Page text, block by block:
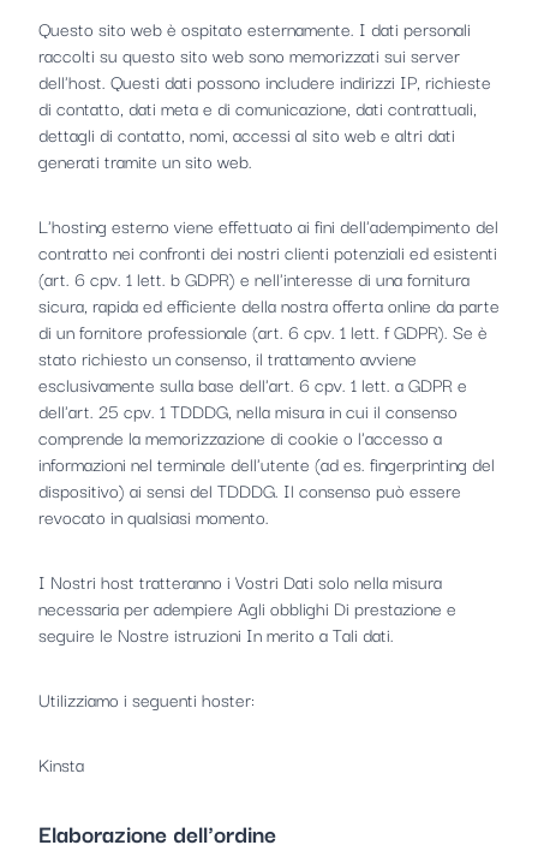
Questo sito web è ospitato esternamente. I dati personali
raccolti su questo sito web sono memorizzati sui server
dell'host. Questi dati possono includere indirizzi IP, richieste
di contatto, dati meta e di comunicazione, dati contrattuali,
dettagli di contatto, nomi, accessi al sito web e altri dati
generati tramite un sito web.
L'hosting esterno viene effettuato ai fini dell'adempimento del
contratto nei confronti dei nostri clienti potenziali ed esistenti
(art. 6 cpv. 1 lett. b GDPR) e nell'interesse di una fornitura
sicura, rapida ed efficiente della nostra offerta online da parte
di un fornitore professionale (art. 6 cpv. 1 lett. f GDPR). Se è
stato richiesto un consenso, il trattamento avviene
esclusivamente sulla base dell'art. 6 cpv. 1 lett. a GDPR e
dell'art. 25 cpv. 1 TDDDG, nella misura in cui il consenso
comprende la memorizzazione di cookie o l'accesso a
informazioni nel terminale dell'utente (ad es. fingerprinting del
dispositivo) ai sensi del TDDDG. Il consenso può essere
revocato in qualsiasi momento.
I Nostri host tratteranno i Vostri Dati solo nella misura
necessaria per adempiere Agli obblighi Di prestazione e
seguire le Nostre istruzioni In merito a Tali dati.
Utilizziamo i seguenti hoster:
Kinsta
Elaborazione dell'ordine